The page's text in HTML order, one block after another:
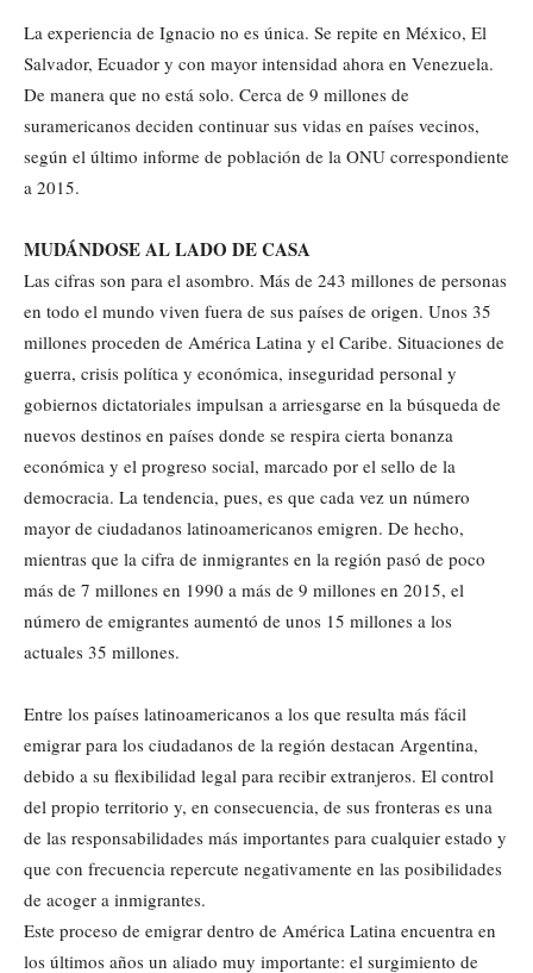
La experiencia de Ignacio no es única. Se repite en México, El
Salvador, Ecuador y con mayor intensidad ahora en Venezuela.
De manera que no está solo. Cerca de 9 millones de
suramericanos deciden continuar sus vidas en países vecinos,
según el último informe de población de la ONU correspondiente
a 2015.
MUDÁNDOSE AL LADO DE CASA
Las cifras son para el asombro. Más de 243 millones de personas
en todo el mundo viven fuera de sus países de origen. Unos 35
millones proceden de América Latina y el Caribe. Situaciones de
guerra, crisis política y económica, inseguridad personal y
gobiernos dictatoriales impulsan a arriesgarse en la búsqueda de
nuevos destinos en países donde se respira cierta bonanza
económica y el progreso social, marcado por el sello de la
democracia. La tendencia, pues, es que cada vez un número
mayor de ciudadanos latinoamericanos emigren. De hecho,
mientras que la cifra de inmigrantes en la región pasó de poco
más de 7 millones en 1990 a más de 9 millones en 2015, el
número de emigrantes aumentó de unos 15 millones a los
actuales 35 millones.
Entre los países latinoamericanos a los que resulta más fácil
emigrar para los ciudadanos de la región destacan Argentina,
debido a su flexibilidad legal para recibir extranjeros. El control
del propio territorio y, en consecuencia, de sus fronteras es una
de las responsabilidades más importantes para cualquier estado y
que con frecuencia repercute negativamente en las posibilidades
de acoger a inmigrantes.
Este proceso de emigrar dentro de América Latina encuentra en
los últimos años un aliado muy importante: el surgimiento de